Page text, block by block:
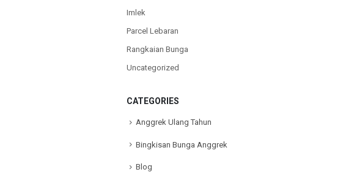
Imlek
Parcel Lebaran
Rangkaian Bunga
Uncategorized
CATEGORIES
Anggrek Ulang Tahun
Bingkisan Bunga Anggrek
Blog